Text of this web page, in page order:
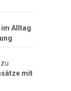
Alltag
zu
mit